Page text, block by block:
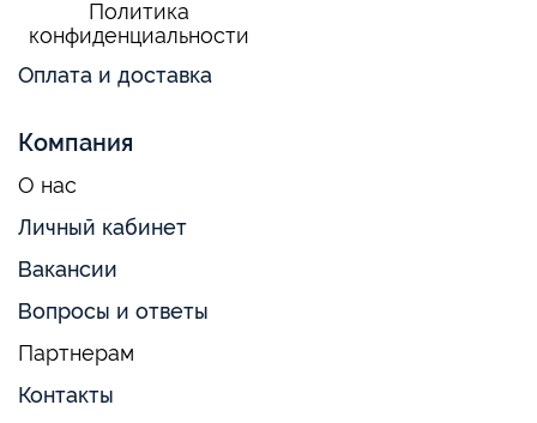
Политика
конфиденциальности
Оплата и доставка
Компания
О нас
Личный кабинет
Вакансии
Вопросы и ответы
Партнерам
Контакты